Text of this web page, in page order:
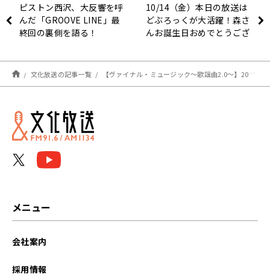
ピストン西沢、大反響を呼
んだ「GROOVE LINE」最
終回の裏側を語る！
10/14（金）本日の放送は
どぶろっくが大活躍！森さ
んお誕生日おめでとうござ
文化放送の記事一覧 【ヴァイナル・ミュージック～歌謡曲2.0～】2022年10月14日（金）オンエア楽曲
メニュー
会社案内
採用情報